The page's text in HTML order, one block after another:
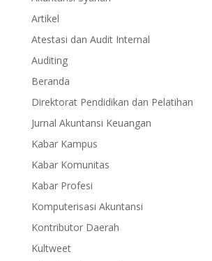
Artikel
Atestasi dan Audit Internal
Auditing
Beranda
Direktorat Pendidikan dan Pelatihan
Jurnal Akuntansi Keuangan
Kabar Kampus
Kabar Komunitas
Kabar Profesi
Komputerisasi Akuntansi
Kontributor Daerah
Kultweet